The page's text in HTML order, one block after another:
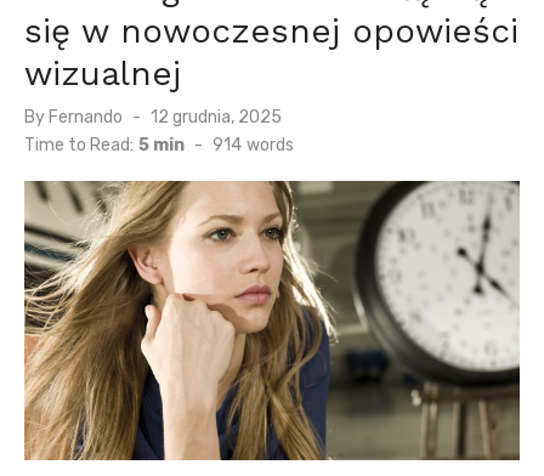
się w nowoczesnej opowieści
wizualnej
By Fernando
Posted
on
12 grudnia, 2025
Time to Read: 5 min - 914 words